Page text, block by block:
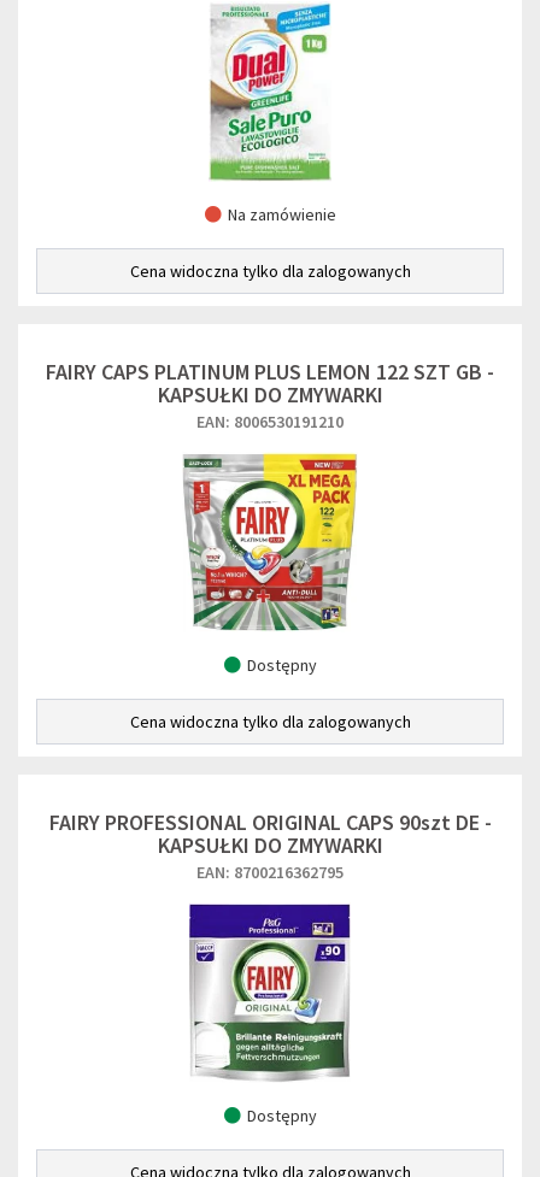
Na zamówienie
Cena widoczna tylko dla zalogowanych
FAIRY CAPS PLATINUM PLUS LEMON 122 SZT GB -
KAPSUŁKI DO ZMYWARKI
EAN: 8006530191210
Dostępny
Cena widoczna tylko dla zalogowanych
FAIRY PROFESSIONAL ORIGINAL CAPS 90szt DE -
KAPSUŁKI DO ZMYWARKI
EAN: 8700216362795
Dostępny
Cena widoczna tylko dla zalogowanych